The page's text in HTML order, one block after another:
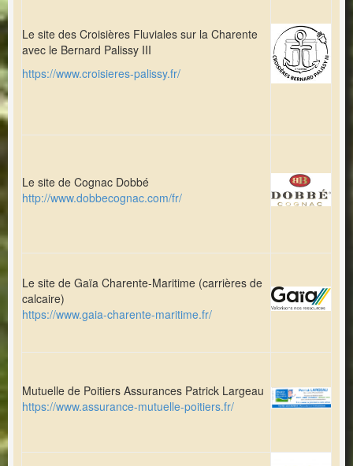
Le site des Croisières Fluviales sur la Charente
avec le Bernard Palissy III
https://www.croisieres-palissy.fr/
Le site de Cognac Dobbé
http://www.dobbecognac.com/fr/
Le site de Gaïa Charente-Maritime (carrières de
calcaire)
https://www.gaia-charente-maritime.fr/
Mutuelle de Poitiers Assurances Patrick Largeau
https://www.assurance-mutuelle-poitiers.fr/